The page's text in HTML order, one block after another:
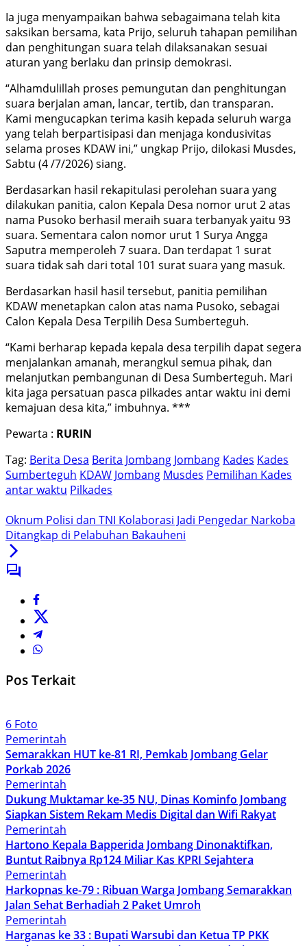
Ia juga menyampaikan bahwa sebagaimana telah kita
saksikan bersama, kata Prijo, seluruh tahapan pemilihan
dan penghitungan suara telah dilaksanakan sesuai
aturan yang berlaku dan prinsip demokrasi.
“Alhamdulillah proses pemungutan dan penghitungan
suara berjalan aman, lancar, tertib, dan transparan.
Kami mengucapkan terima kasih kepada seluruh warga
yang telah berpartisipasi dan menjaga kondusivitas
selama proses KDAW ini,” ungkap Prijo, dilokasi Musdes,
Sabtu (4 /7/2026) siang.
Berdasarkan hasil rekapitulasi perolehan suara yang
dilakukan panitia, calon Kepala Desa nomor urut 2 atas
nama Pusoko berhasil meraih suara terbanyak yaitu 93
suara. Sementara calon nomor urut 1 Surya Angga
Saputra memperoleh 7 suara. Dan terdapat 1 surat
suara tidak sah dari total 101 surat suara yang masuk.
Berdasarkan hasil hasil tersebut, panitia pemilihan
KDAW menetapkan calon atas nama Pusoko, sebagai
Calon Kepala Desa Terpilih Desa Sumberteguh.
“Kami berharap kepada kepala desa terpilih dapat segera
menjalankan amanah, merangkul semua pihak, dan
melanjutkan pembangunan di Desa Sumberteguh. Mari
kita jaga persatuan pasca pilkades antar waktu ini demi
kemajuan desa kita,” imbuhnya. ***
Pewarta : RURIN
Tag: Berita Desa Berita Jombang Jombang Kades Kades
Sumberteguh KDAW Jombang Musdes Pemilihan Kades
antar waktu Pilkades
Oknum Polisi dan TNI Kolaborasi Jadi Pengedar Narkoba
Ditangkap di Pelabuhan Bakauheni
Pos Terkait
6 Foto
Pemerintah
Semarakkan HUT ke-81 RI, Pemkab Jombang Gelar
Porkab 2026
Pemerintah
Dukung Muktamar ke-35 NU, Dinas Kominfo Jombang
Siapkan Sistem Rekam Medis Digital dan Wifi Rakyat
Pemerintah
Hartono Kepala Bapperida Jombang Dinonaktifkan,
Buntut Raibnya Rp124 Miliar Kas KPRI Sejahtera
Pemerintah
Harkopnas ke-79 : Ribuan Warga Jombang Semarakkan
Jalan Sehat Berhadiah 2 Paket Umroh
Pemerintah
Harganas ke 33 : Bupati Warsubi dan Ketua TP PKK